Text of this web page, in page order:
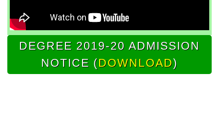
DEGREE 2019-20 ADMISSION
NOTICE (DOWNLOAD)